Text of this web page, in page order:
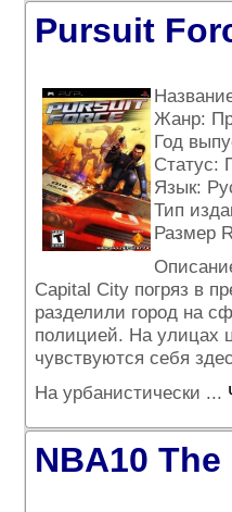
Pursuit
Жанр:
Год
Статус:
Язык:
Тип
Размер
Capital City погряз в
разделили город на
полицией. На улицах
чувствуются себя
На урбанистически ...
NBA10